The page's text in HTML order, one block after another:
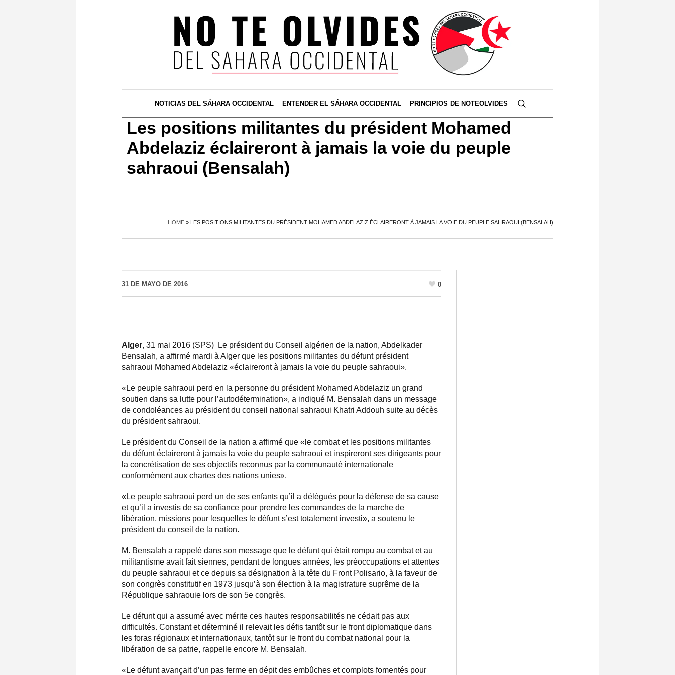
NOTICIAS DEL SÁHARA OCCIDENTAL ENTENDER EL SÁHARA OCCIDENTAL PRINCIPIOS DE NOTEOLVIDES
Les positions militantes du président Mohamed
Abdelaziz éclaireront à jamais la voie du peuple
sahraoui (Bensalah)
HOME » LES POSITIONS MILITANTES DU PRÉSIDENT MOHAMED ABDELAZIZ ÉCLAIRERONT À JAMAIS LA VOIE DU PEUPLE SAHRAOUI (BENSALAH)
31 DE MAYO DE 2016 0
Alger, 31 mai 2016 (SPS) Le président du Conseil algérien de la nation, Abdelkader
Bensalah, a affirmé mardi à Alger que les positions militantes du défunt président
sahraoui Mohamed Abdelaziz «éclaireront à jamais la voie du peuple sahraoui».
«Le peuple sahraoui perd en la personne du président Mohamed Abdelaziz un grand
soutien dans sa lutte pour l’autodétermination», a indiqué M. Bensalah dans un message
de condoléances au président du conseil national sahraoui Khatri Addouh suite au décès
du président sahraoui.
Le président du Conseil de la nation a affirmé que «le combat et les positions militantes
du défunt éclaireront à jamais la voie du peuple sahraoui et inspireront ses dirigeants pour
la concrétisation de ses objectifs reconnus par la communauté internationale
conformément aux chartes des nations unies».
«Le peuple sahraoui perd un de ses enfants qu’il a délégués pour la défense de sa cause
et qu’il a investis de sa confiance pour prendre les commandes de la marche de
libération, missions pour lesquelles le défunt s’est totalement investi», a soutenu le
président du conseil de la nation.
M. Bensalah a rappelé dans son message que le défunt qui était rompu au combat et au
militantisme avait fait siennes, pendant de longues années, les préoccupations et attentes
du peuple sahraoui et ce depuis sa désignation à la tête du Front Polisario, à la faveur de
son congrès constitutif en 1973 jusqu’à son élection à la magistrature suprême de la
République sahraouie lors de son 5e congrès.
Le défunt qui a assumé avec mérite ces hautes responsabilités ne cédait pas aux
difficultés. Constant et déterminé il relevait les défis tantôt sur le front diplomatique dans
les foras régionaux et internationaux, tantôt sur le front du combat national pour la
libération de sa patrie, rappelle encore M. Bensalah.
«Le défunt avançait d’un pas ferme en dépit des embûches et complots fomentés pour